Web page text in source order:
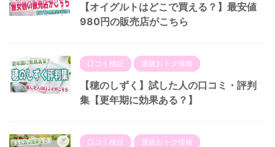
【オイグルトはどこで買える？】最安値
980円の販売店がこちら
口コミ検証 通販おトク情報
【穂のしずく】試した人の口コミ・評判
集【更年期に効果ある？】
口コミ検証 通販おトク情報